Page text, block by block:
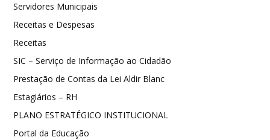
Servidores Municipais
Receitas e Despesas
Receitas
SIC – Serviço de Informação ao Cidadão
Prestação de Contas da Lei Aldir Blanc
Estagiários – RH
PLANO ESTRATÉGICO INSTITUCIONAL
Portal da Educação